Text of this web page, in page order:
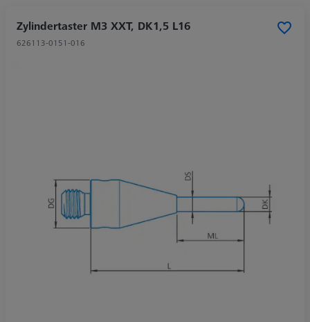
Zylindertaster M3 XXT, DK1,5 L16
626113-0151-016